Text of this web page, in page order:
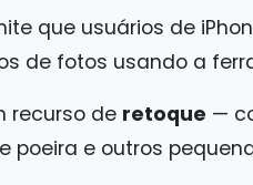
que usuários de
de fotos usando a
recurso de retoque —
poeira e outros